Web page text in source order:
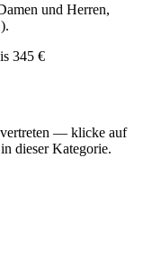
und Herren,
345 €
vertreten — klicke auf
dieser Kategorie.